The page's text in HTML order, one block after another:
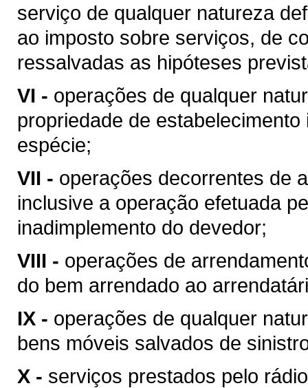
serviço de qualquer natureza
ao imposto sobre serviços, de
ressalvadas as hipóteses
VI - operações de qualquer
propriedade de
espécie;
VII - operações decorrentes de
inclusive a operação efetuada
inadimplemento do devedor;
VIII - operações de
do bem arrendado ao
IX - operações de qualquer
bens móveis salvados de
X - serviços prestados pelo